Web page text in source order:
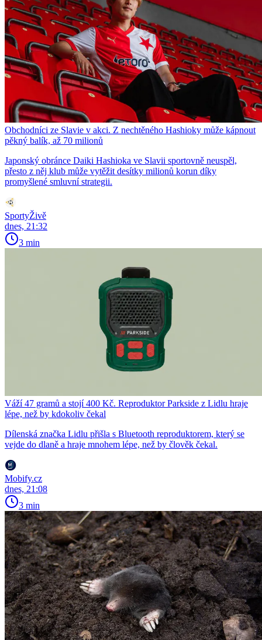
Obchodníci ze Slavie v akci. Z nechtěného Hashioky může kápnout
pěkný balík, až 70 milionů
Japonský obránce Daiki Hashioka ve Slavii sportovně neuspěl,
přesto z něj klub může vytěžit desítky milionů korun díky
promyšlené smluvní strategii.
SportyŽivě
dnes, 21:32
3 min
Váží 47 gramů a stojí 400 Kč. Reproduktor Parkside z Lidlu hraje
lépe, než by kdokoliv čekal
Dílenská značka Lidlu přišla s Bluetooth reproduktorem, který se
vejde do dlaně a hraje mnohem lépe, než by člověk čekal.
Mobify.cz
dnes, 21:08
3 min